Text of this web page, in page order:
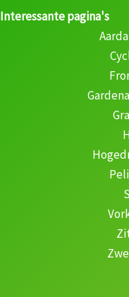
Interessante pagina's